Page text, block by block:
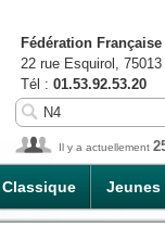
Classique Jeunes
Fédération
22 rue Esquirol,
Tél : 01.53.92.53.20
Il y a actuellement